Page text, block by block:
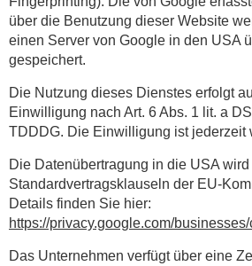
über die Benutzung dieser Website
einen Server von Google in den USA
gespeichert.
Die Nutzung dieses Dienstes erfolgt
Einwilligung nach Art. 6 Abs. 1 lit. a
TDDDG. Die Einwilligung ist jederzeit
Die Datenübertragung in die USA
Standardvertragsklauseln der EU-
Details finden Sie hier:
https://privacy.google.com/
Das Unternehmen verfügt über eine